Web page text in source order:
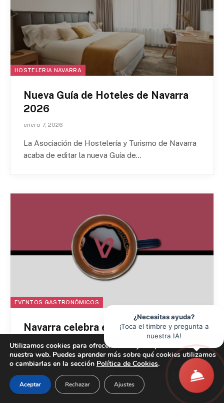
HOSTELERIA NAVARRA
Nueva Guía de Hoteles de Navarra
2026
enero 7, 2026
La Asociación de Hostelería y Turismo de Navarra
acaba de editar la nueva Guía de…
EVENTOS GASTRONÓMICOS
Navarra celebra el 2º Campeonato
de Cafeterías de Especialidad con 11
establecimientos participantes
Navarra acoge la segunda edición del Campeonato
de Cafeterías de Especialidad de Navarra, una
¿Necesitas ayuda?
¡Toca el timbre y pregunta a
nuestra IA!
Utilizamos cookies para ofrecerte la mejor experiencia en
nuestra web. Puedes aprender más sobre qué cookies utilizamos
o cambiarlas en la sección Política de Cookies.
Aceptar Rechazar Ajustes